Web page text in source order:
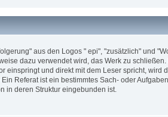
aus den Logos " epi", "zusätzlich" und
dazu verwendet wird, das Werk zu schließen.
einspringt und direkt mit dem Leser spricht, wird
Ein Referat ist ein bestimmtes Sach- oder
in deren Struktur eingebunden ist.